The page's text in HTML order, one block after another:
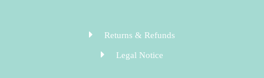
Returns & Refunds
Legal Notice